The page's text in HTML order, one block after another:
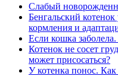
Слабый
Бенгальский
кормления и
Если кошка
Котенок не сосет
может присосаться?
У котенка понос.